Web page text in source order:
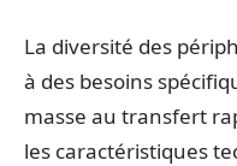
La diversité des
à des besoins
masse au transfert
les caractéristiques